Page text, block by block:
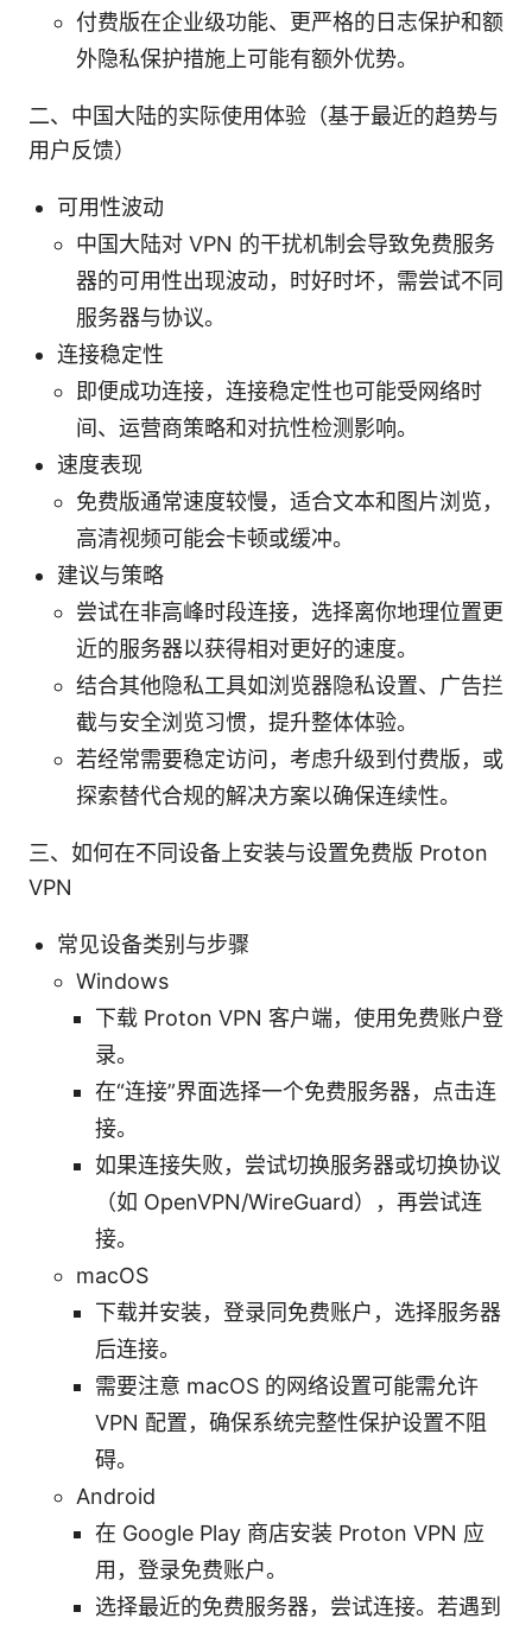
付费版在企业级功能、更严格的日志保护和额
外隐私保护措施上可能有额外优势。
二、中国大陆的实际使用体验（基于最近的趋势与
用户反馈）
可用性波动
中国大陆对 VPN 的干扰机制会导致免费服务
器的可用性出现波动，时好时坏，需尝试不同
服务器与协议。
连接稳定性
即便成功连接，连接稳定性也可能受网络时
间、运营商策略和对抗性检测影响。
速度表现
免费版通常速度较慢，适合文本和图片浏览，
高清视频可能会卡顿或缓冲。
建议与策略
尝试在非高峰时段连接，选择离你地理位置更
近的服务器以获得相对更好的速度。
结合其他隐私工具如浏览器隐私设置、广告拦
截与安全浏览习惯，提升整体体验。
若经常需要稳定访问，考虑升级到付费版，或
探索替代合规的解决方案以确保连续性。
三、如何在不同设备上安装与设置免费版 Proton
VPN
常见设备类别与步骤
Windows
下载 Proton VPN 客户端，使用免费账户登
录。
在“连接”界面选择一个免费服务器，点击连
接。
如果连接失败，尝试切换服务器或切换协议
（如 OpenVPN/WireGuard），再尝试连
接。
macOS
下载并安装，登录同免费账户，选择服务器
后连接。
需要注意 macOS 的网络设置可能需允许
VPN 配置，确保系统完整性保护设置不阻
碍。
Android
在 Google Play 商店安装 Proton VPN 应
用，登录免费账户。
选择最近的免费服务器，尝试连接。若遇到